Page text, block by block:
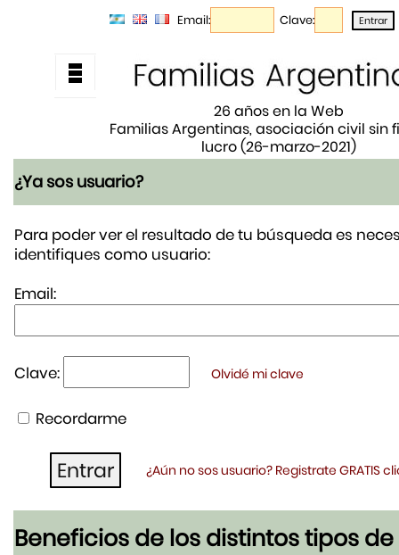
Email: Clave:
26 años en la Web
Familias Argentinas, asociación civil sin
lucro (26-marzo-2021)
¿Ya sos usuario?
Para poder ver el resultado de tu búsqueda es
identifiques como usuario:
Email:
Clave: Olvidé mi clave
Recordarme
¿Aún no sos usuario? Registrate GRATIS
Beneficios de los distintos tipos de